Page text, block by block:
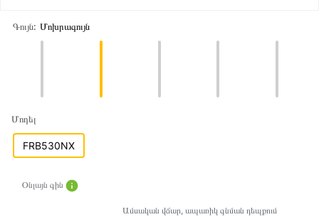
Գույն: Մոխրագույն
Մոդել
FRB530NX
Օնլայն գին
Ամսական վճար, ապառիկ գնման դեպքում